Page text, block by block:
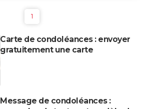
1
Carte de condoléances : envoyer
gratuitement une carte
Message de condoléances :